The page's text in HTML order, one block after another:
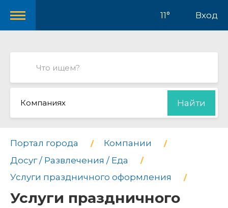
11° Вход
Компаниях Найти
Портал города
Компании
Досуг / Развлечения / Еда
Услуги праздничного оформления
Услуги праздничного